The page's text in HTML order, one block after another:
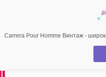
Carrera Pour Homme Винтаж -